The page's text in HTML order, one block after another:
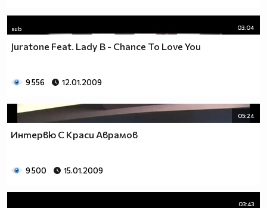
sub 03:04
Juratone Feat. Lady B - Chance To Love You
9 556 12.01.2009
05:24
Интервю С Краси Аврамов
9 500 15.01.2009
03:43